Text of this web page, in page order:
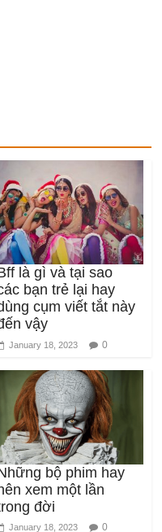
là gì và tại sao
bạn trẻ lại hay
cụm viết tắt này
vậy
January 18, 2023 0
bộ phim hay
xem một lần
đời
January 18, 2023 0